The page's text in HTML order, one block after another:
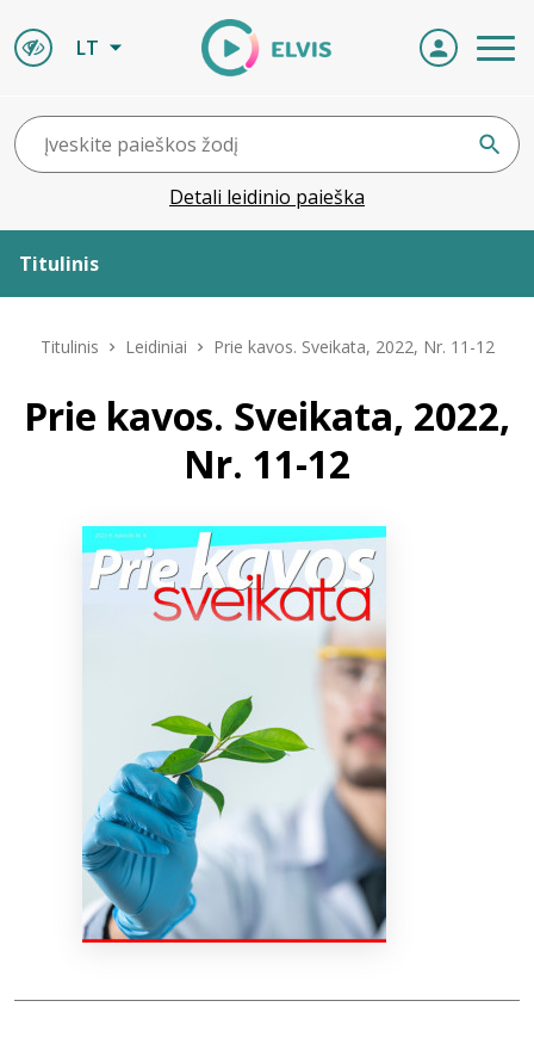
LT
Detali leidinio paieška
Titulinis
Leidiniai
Naujienos
Bibliotekoms
+370 667 80 541
info@elvislab.lt
Titulinis Leidiniai Prie kavos. Sveikata, 2022, Nr. 11-12
Prie kavos. Sveikata, 2022,
Nr. 11-12